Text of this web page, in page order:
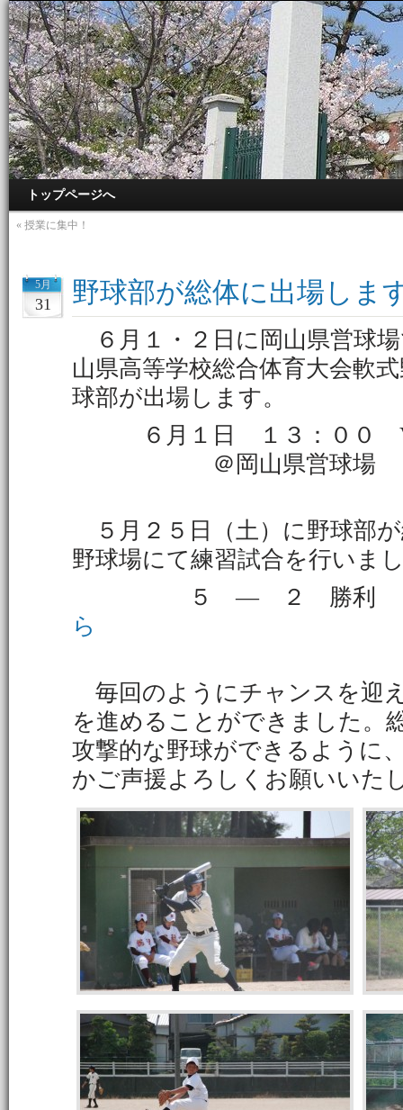
トップページへ
« 授業に集中！
5月
31 野球部が総体に出場しま
６月１・２日に岡山県営球
山県高等学校総合体育大会軟
球部が出場します。
６月１日 １３：００
＠岡山県営球場
５月２５日（土）に野球部
野球場にて練習試合を行いま
５ ― ２ 勝
ら
毎回のようにチャンスを迎
を進めることができました。
攻撃的な野球ができるように
かご声援よろしくお願いいた